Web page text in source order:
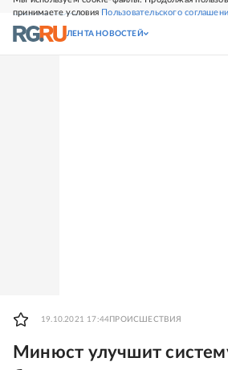
принимаете условия Пользовательского
СВЕЖИЙ НОМЕР
ЛЕНТА НОВОСТЕЙ
19.10.2021 17:44 ПРОИСШЕСТВИЯ
Минюст улучшит